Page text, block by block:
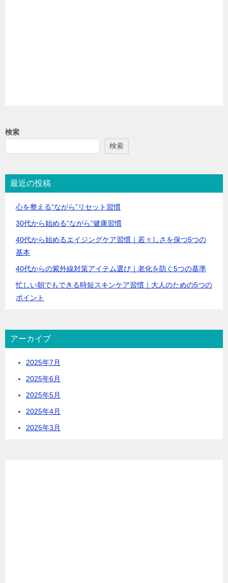
検索
検索
最近の投稿
心を整える“ながら”リセット習慣
30代から始める“ながら”健康習慣
40代から始めるエイジングケア習慣｜若々しさを保つ5つの
基本
40代からの紫外線対策アイテム選び｜老化を防ぐ5つの基準
忙しい朝でもできる時短スキンケア習慣｜大人のための5つの
ポイント
アーカイブ
2025年7月
2025年6月
2025年5月
2025年4月
2025年3月